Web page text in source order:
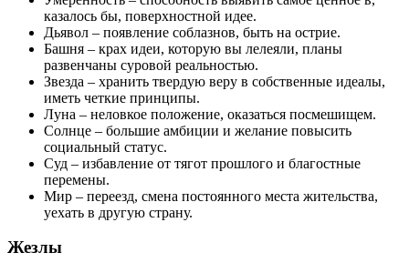
казалось бы, поверхностной идее.
Дьявол – появление соблазнов, быть на острие.
Башня – крах идеи, которую вы лелеяли, планы
развенчаны суровой реальностью.
Звезда – хранить твердую веру в собственные идеалы,
иметь четкие принципы.
Луна – неловкое положение, оказаться посмешищем.
Солнце – большие амбиции и желание повысить
социальный статус.
Суд – избавление от тягот прошлого и благостные
перемены.
Мир – переезд, смена постоянного места жительства,
уехать в другую страну.
Жезлы